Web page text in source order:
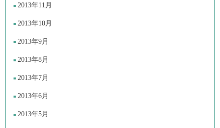
2013年11月
2013年10月
2013年9月
2013年8月
2013年7月
2013年6月
2013年5月